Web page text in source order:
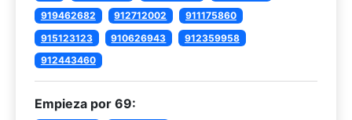
919462682
912712002
911175860
915123123
910626943
912359958
912443460
Empieza por 69: